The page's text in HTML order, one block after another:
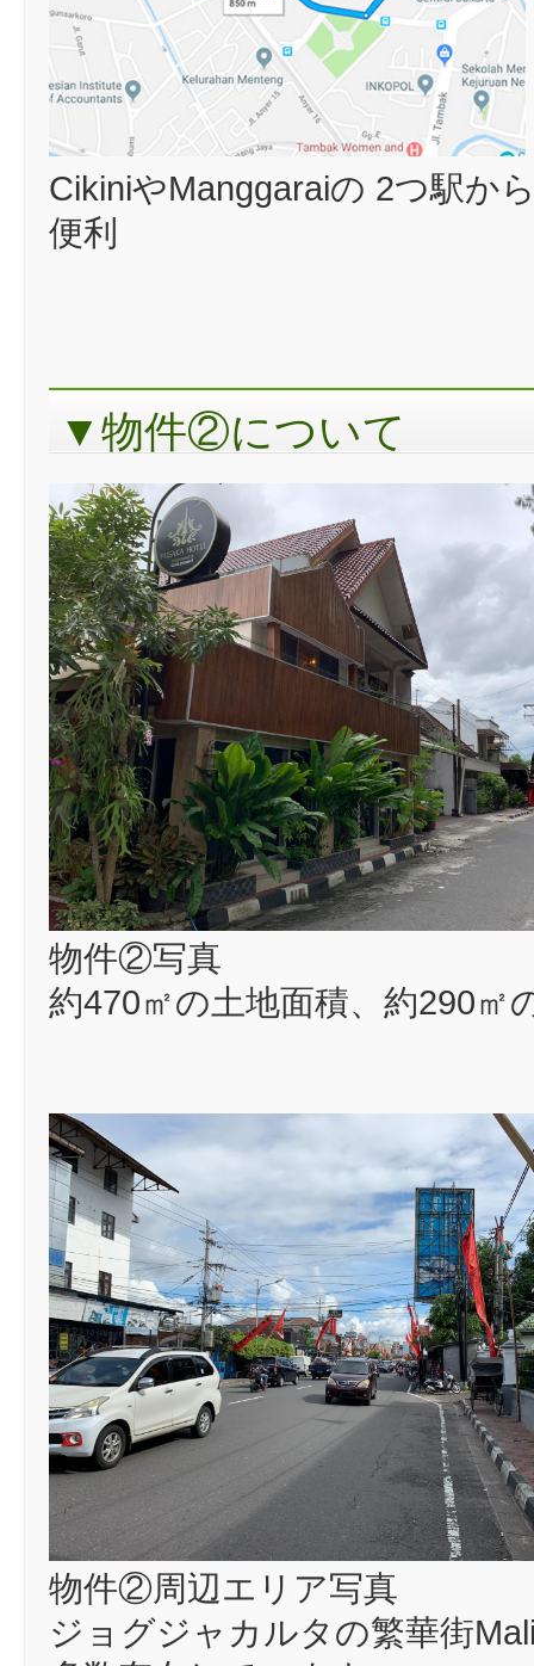
CikiniやManggaraiの 2つ駅か
便利
▼物件②について
物件②写真
約470㎡の土地面積、約290㎡
物件②周辺エリア写真
ジョグジャカルタの繁華街